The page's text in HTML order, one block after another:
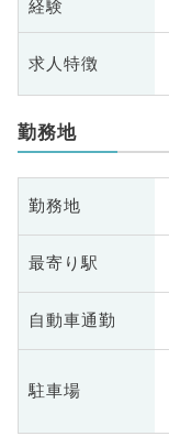
経験
求人特徴
勤務地
勤務地
最寄り駅
自動車通勤
駐車場